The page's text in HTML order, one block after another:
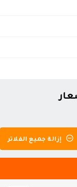
إزالة جميع الفلاتر